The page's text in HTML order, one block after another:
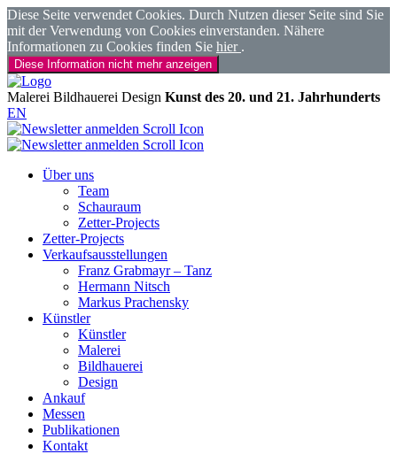
Diese Seite verwendet Cookies. Durch Nutzen dieser Seite sind Sie
mit der Verwendung von Cookies einverstanden. Nähere
Informationen zu Cookies finden Sie hier .
Diese Information nicht mehr anzeigen
Malerei Bildhauerei Design Kunst des 20. und 21. Jahrhunderts
EN
Über uns
Team
Schauraum
Zetter-Projects
Zetter-Projects
Verkaufsausstellungen
Franz Grabmayr – Tanz
Hermann Nitsch
Markus Prachensky
Künstler
Künstler
Malerei
Bildhauerei
Design
Ankauf
Messen
Publikationen
Kontakt